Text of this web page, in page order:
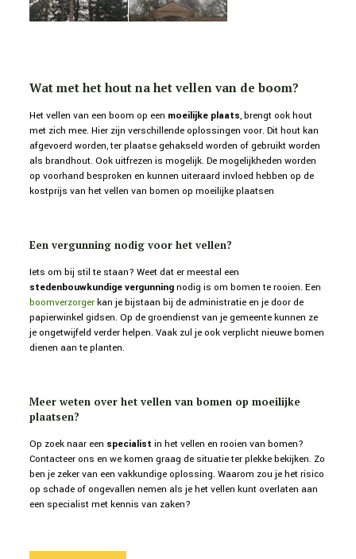
Wat met het hout na het vellen van de boom?
Het vellen van een boom op een moeilijke plaats, brengt ook hout
met zich mee. Hier zijn verschillende oplossingen voor. Dit hout kan
afgevoerd worden, ter plaatse gehakseld worden of gebruikt worden
als brandhout. Ook uitfrezen is mogelijk. De mogelijkheden worden
op voorhand besproken en kunnen uiteraard invloed hebben op de
kostprijs van het vellen van bomen op moeilijke plaatsen
Een vergunning nodig voor het vellen?
Iets om bij stil te staan? Weet dat er meestal een
stedenbouwkundige vergunningnodig is om bomen te rooien. Een
boomverzorgerkan je bijstaan bij de administratie en je door de
papierwinkel gidsen. Op de groendienst van je gemeente kunnen ze
je ongetwijfeld verder helpen. Vaak zul je ook verplicht nieuwe bomen
dienen aan te planten.
Meer weten over het vellen van bomen op moeilijke
plaatsen?
Op zoek naar een specialist in het vellen en rooien van bomen?
Contacteer ons en we komen graag de situatie ter plekke bekijken. Zo
ben je zeker van een vakkundige oplossing. Waarom zou je het risico
op schade of ongevallen nemen als je het vellen kunt overlaten aan
een specialist met kennis van zaken?